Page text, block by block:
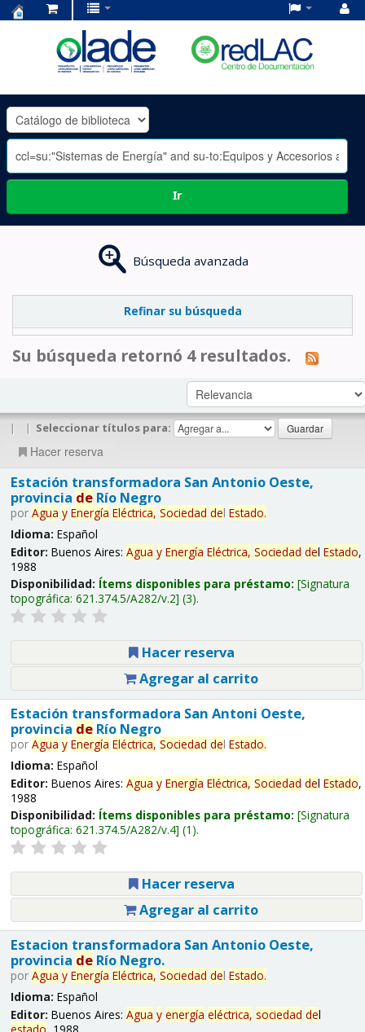
OLADE
-
Ir
Búsqueda avanzada
Refinar su búsqueda
Su búsqueda retornó 4 resultados.
| | Seleccionar títulos para:
Hacer reserva
Estación transformadora San Antonio Oeste,
provincia deRío Negro
por Agua y Energía Eléctrica, Sociedad del Estado.
Idioma: Español
Editor: Buenos Aires: Agua y Energía Eléctrica, Sociedad del Estado,
1988
Disponibilidad: Ítems disponibles para préstamo: Signatura
topográfica: 621.374.5/A282/v.2 (3).
Hacer reserva
Agregar al carrito
Estación transformadora San Antoni Oeste,
provincia deRío Negro
por Agua y Energía Eléctrica, Sociedad del Estado.
Idioma: Español
Editor: Buenos Aires: Agua y Energía Eléctrica, Sociedad del Estado,
1988
Disponibilidad: Ítems disponibles para préstamo: Signatura
topográfica: 621.374.5/A282/v.4 (1).
Hacer reserva
Agregar al carrito
Estacion transformadora San Antonio Oeste,
provincia deRío Negro.
por Agua y Energía Eléctrica, Sociedad del Estado.
Idioma: Español
Editor: Buenos Aires: Agua y energía eléctrica, sociedad del
estado, 1988